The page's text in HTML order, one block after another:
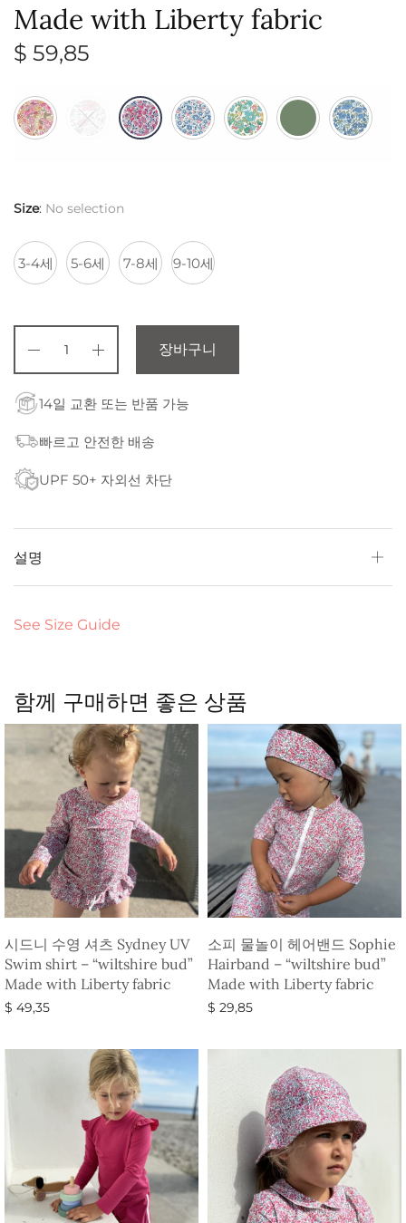
Made with Liberty fabric
$ 59,85
Size: No selection
3-4세 5-6세 7-8세 9-10세
장바구니
14일 교환 또는 반품 가능
빠르고 안전한 배송
UPF 50+ 자외선 차단
설명
See Size Guide
함께 구매하면 좋은 상품
시드니 수영 셔츠 Sydney UV
Swim shirt – “wiltshire bud”
Made with Liberty fabric
$ 49,35
소피 물놀이 헤어밴드 Sophie
Hairband – “wiltshire bud”
Made with Liberty fabric
$ 29,85